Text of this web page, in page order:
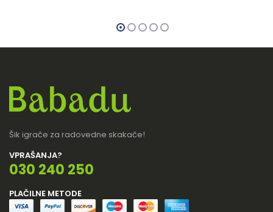
Šik igrače za radovedne skakače!
VPRAŠANJA?
030 240 250
PLAČILNE METODE